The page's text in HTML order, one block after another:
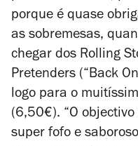
porque é quase
as sobremesas,
chegar dos Rolling
Pretenders (“Back
logo para o
(6,50€). “O
super fofo e